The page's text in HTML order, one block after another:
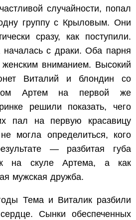
случайности, попал
группу с Крыловым. Они
сразу, как поступили.
с драки. Оба парня
вниманием. Высокий
Виталий и блондин со
Артем на первой же
решили показать, чего
пал на первую красавицу
могла определиться, кого
— разбитая губа
на скуле Артема, а как
мужская дружба.
Тема и Виталик разбили
Сынки обеспеченных